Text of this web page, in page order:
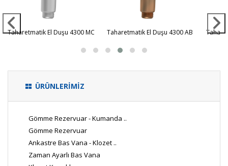
Taharetmatik El Duşu 4300 MC Taharetmatik El Duşu 4300 AB
ÜRÜNLERİMİZ
Gömme Rezervuar - Kumanda ..
Gömme Rezervuar
Ankastre Bas Vana - Klozet ..
Zaman Ayarlı Bas Vana